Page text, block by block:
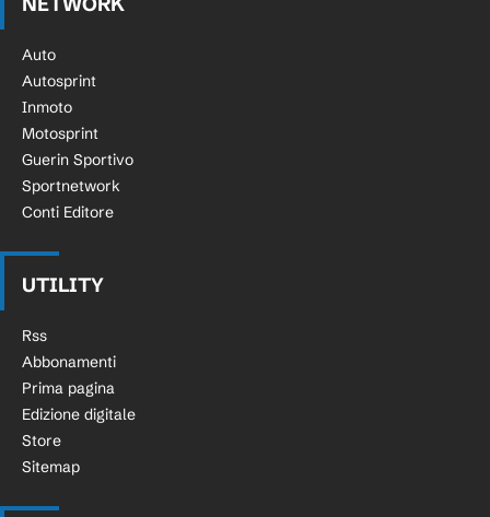
Auto
Autosprint
Inmoto
Motosprint
Guerin Sportivo
Sportnetwork
Conti Editore
UTILITY
Rss
Abbonamenti
Prima pagina
Edizione digitale
Store
Sitemap